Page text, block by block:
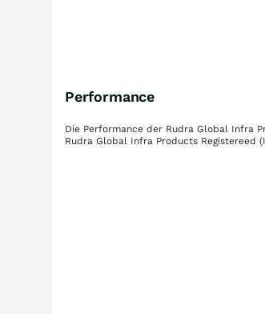
Performance
Die Performance der Rudra Global Infra
Rudra Global Infra Products Registereed